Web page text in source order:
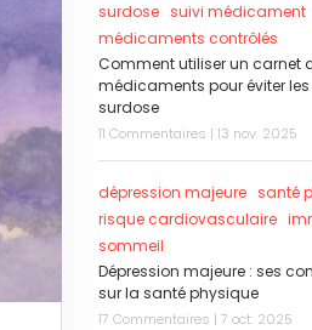
surdose suivi médicament
médicaments contrôlés
Comment utiliser un carnet
médicaments pour éviter les
surdose
11 Commentaires | 13 nov. 2025
dépression majeure santé
risque cardiovasculaire
sommeil
Dépression majeure : ses
sur la santé physique
17 Commentaires | 7 oct. 2025